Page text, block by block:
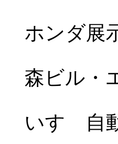
ホンダ展
森ビル・
いすゞ自